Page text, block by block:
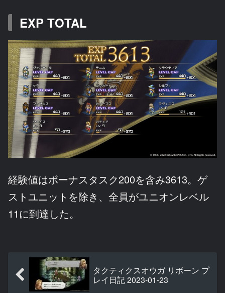
EXP TOTAL
経験値はボーナスタスク200を含み3613。ゲ
ストユニットを除き、全員がユニオンレベル
11に到達した。
タクティクスオウガ リボーン プ
レイ日記 2023-01-23